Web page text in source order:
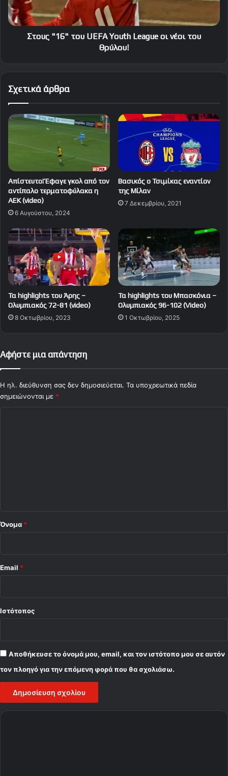
οι
νέοι
του
Θρύλου!Στους "16" του UEFA Youth League οι νέοι του
Θρύλου!
Σχετικά άρθρα
Απίστευτο! Έφαγε γκολ από τον
αντίπαλο τερματοφύλακα η
ΑΕΚ (video)
6 Αυγούστου, 2024
Βασικός ο Τσιμίκας εναντίον
της Μίλαν
7 Δεκεμβρίου, 2021
Τα highlights του Άρης –
Ολυμπιακός 72-81 (video)
8 Οκτωβρίου, 2023
Τα highlights του Μπασκόνια –
Ολυμπιακός 96-102 (Video)
1 Οκτωβρίου, 2025
Αφήστε μια απάντηση
Η ηλ. διεύθυνση σας δεν δημοσιεύεται. Τα υποχρεωτικά πεδία
σημειώνονται με *
Όνομα *
Email *
Ιστότοπος
Αποθήκευσε το όνομά μου, email, και τον ιστότοπο μου σε αυτόν
τον πλοηγό για την επόμενη φορά που θα σχολιάσω.